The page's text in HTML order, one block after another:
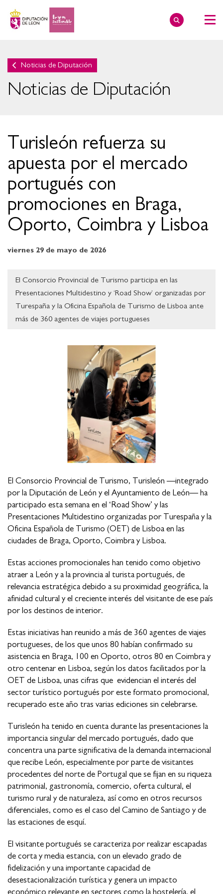
Noticias de Diputación
Noticias de Diputación
Turisleón refuerza su
apuesta por el mercado
portugués con
promociones en Braga,
Oporto, Coimbra y Lisboa
viernes 29 de mayo de 2026
El Consorcio Provincial de Turismo participa en las
Presentaciones Multidestino y ‘Road Show’ organizadas por
Turespaña y la Oficina Española de Turismo de Lisboa ante
más de 360 agentes de viajes portugueses
El Consorcio Provincial de Turismo, Turisleón —integrado
por la Diputación de León y el Ayuntamiento de León— ha
participado esta semana en el ‘Road Show’ y las
Presentaciones Multidestino organizadas por Turespaña y la
Oficina Española de Turismo (OET) de Lisboa en las
ciudades de Braga, Oporto, Coimbra y Lisboa.
Estas acciones promocionales han tenido como objetivo
atraer a León y a la provincia al turista portugués, de
relevancia estratégica debido a su proximidad geográfica, la
afinidad cultural y el creciente interés del visitante de ese país
por los destinos de interior.
Estas iniciativas han reunido a más de 360 agentes de viajes
portugueses, de los que unos 80 habían confirmado su
asistencia en Braga, 100 en Oporto, otros 80 en Coimbra y
otro centenar en Lisboa, según los datos facilitados por la
OET de Lisboa, unas cifras que evidencian el interés del
sector turístico portugués por este formato promocional,
recuperado este año tras varias ediciones sin celebrarse.
Turisleón ha tenido en cuenta durante las presentaciones la
importancia singular del mercado portugués, dado que
concentra una parte significativa de la demanda internacional
que recibe León, especialmente por parte de visitantes
procedentes del norte de Portugal que se fijan en su riqueza
patrimonial, gastronomía, comercio, oferta cultural, el
turismo rural y de naturaleza, así como en otros recursos
diferenciales, como es el caso del Camino de Santiago y de
las estaciones de esquí.
El visitante portugués se caracteriza por realizar escapadas
de corta y media estancia, con un elevado grado de
fidelización y una importante capacidad de
desestacionalización turística y genera un impacto
económico relevante en sectores como la hostelería, el